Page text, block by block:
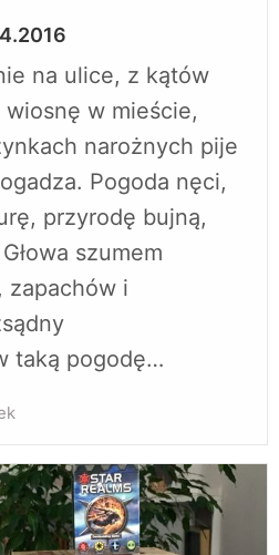
na ulice, z kątów
w mieście,
narożnych pije
Pogoda nęci,
przyrodę bujną,
szumem
zapachów i
taką pogodę…